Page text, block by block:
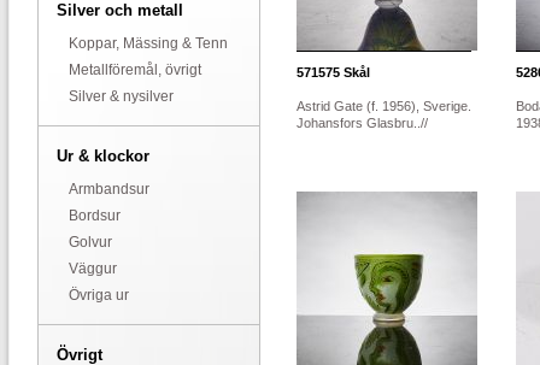
Silver och metall
Koppar, Mässing & Tenn
Metallföremål, övrigt
Silver & nysilver
Ur & klockor
Armbandsur
Bordsur
Golvur
Väggur
Övriga ur
Övrigt
571575 Skål
Astrid Gate (f. 1956), Sverige.
Johansfors Glasbru..//